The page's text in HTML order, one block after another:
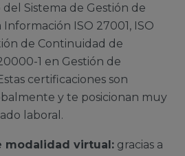
Sistema de Gestión de
ISO 27001, ISO
de Continuidad de
1 en Gestión de
certificaciones son
y te posicionan muy
laboral.
modalidad virtual: gracias a